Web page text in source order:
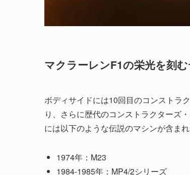
マクラーレンF1の栄光を刻
ボディサイドには10回目のコンストラ
り、さらに歴代のコンストラクターズ
には以下のような伝説のマシンが含まれ
1974年：M23
1984-1985年：MP4/2シリーズ